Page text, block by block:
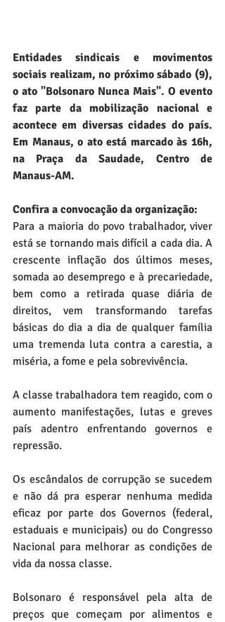
Entidades sindicais e movimentos
sociais realizam, no próximo sábado (9),
o ato "Bolsonaro Nunca Mais". O evento
faz parte da mobilização nacional e
acontece em diversas cidades do país.
Em Manaus, o ato está marcado às 16h,
na Praça da Saudade, Centro de
Manaus-AM.
Confira a convocação da organização:
Para a maioria do povo trabalhador, viver
está se tornando mais difícil a cada dia. A
crescente inflação dos últimos meses,
somada ao desemprego e à precariedade,
bem como a retirada quase diária de
direitos, vem transformando tarefas
básicas do dia a dia de qualquer família
uma tremenda luta contra a carestia, a
miséria, a fome e pela sobrevivência.
A classe trabalhadora tem reagido, com o
aumento manifestações, lutas e greves
país adentro enfrentando governos e
repressão.
Os escândalos de corrupção se sucedem
e não dá pra esperar nenhuma medida
eficaz por parte dos Governos (federal,
estaduais e municipais) ou do Congresso
Nacional para melhorar as condições de
vida da nossa classe.
Bolsonaro é responsável pela alta de
preços que começam por alimentos e